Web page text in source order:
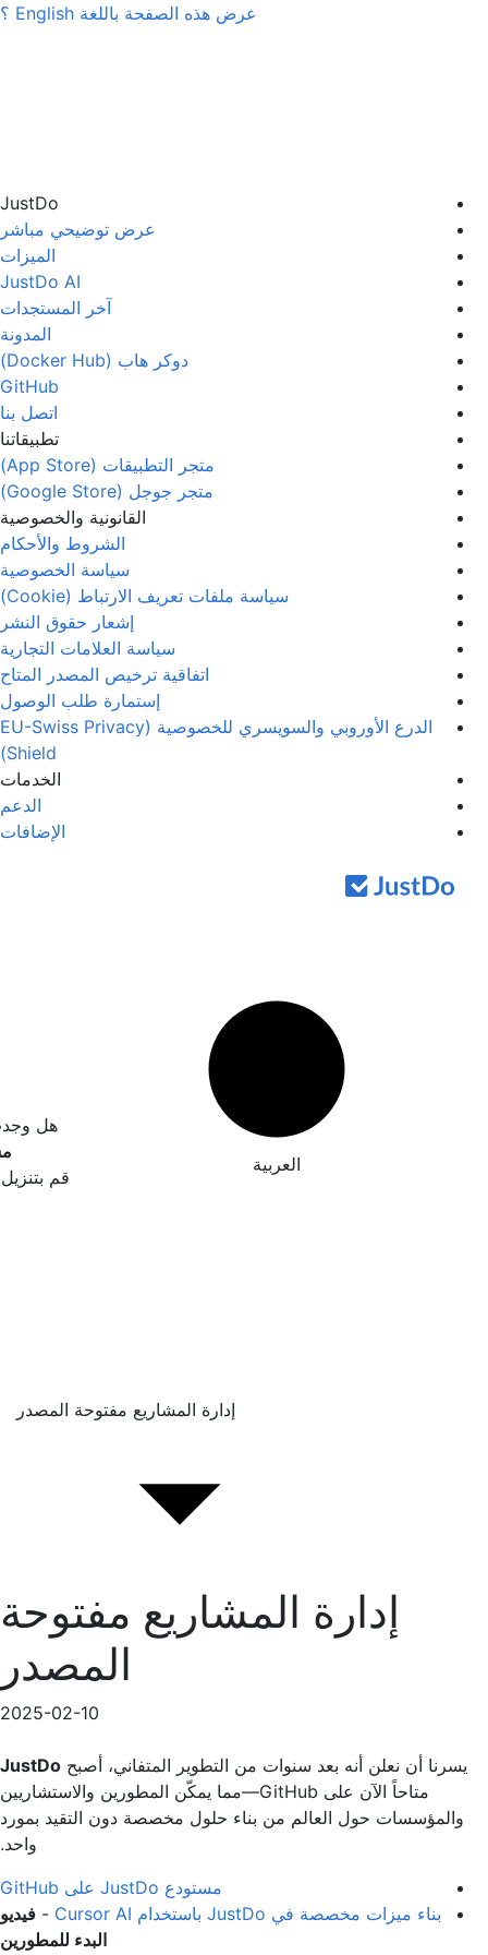
عرض هذه الصفحة باللغة English ؟
JustDo
عرض توضيحي مباشر
الميزات
JustDo AI
آخر المستجدات
المدونة
دوكر هاب (Docker Hub)
GitHub
اتصل بنا
تطبيقاتنا
متجر التطبيقات (App Store)
متجر جوجل (Google Store)
القانونية والخصوصية
الشروط والأحكام
سياسة الخصوصية
سياسة ملفات تعريف الارتباط (Cookie)
إشعار حقوق النشر
سياسة العلامات التجارية
اتفاقية ترخيص المصدر المتاح
إستمارة طلب الوصول
الدرع الأوروبي والسويسري للخصوصية (EU-Swiss Privacy
Shield)
الخدمات
الدعم
الإضافات
العربية
هل
قم
إدارة المشاريع مفتوحة المصدر
إدارة المشاريع مفتوحة
المصدر
2025-02-10
يسرنا أن نعلن أنه بعد سنوات من التطوير المتفاني، أصبح JustDo
متاحاً الآن على GitHub—مما يمكّن المطورين والاستشاريين
والمؤسسات حول العالم من بناء حلول مخصصة دون التقيد بمورد
واحد.
مستودع JustDo على GitHub
بناء ميزات مخصصة في JustDo باستخدام Cursor AI
- فيديو
البدء للمطورين